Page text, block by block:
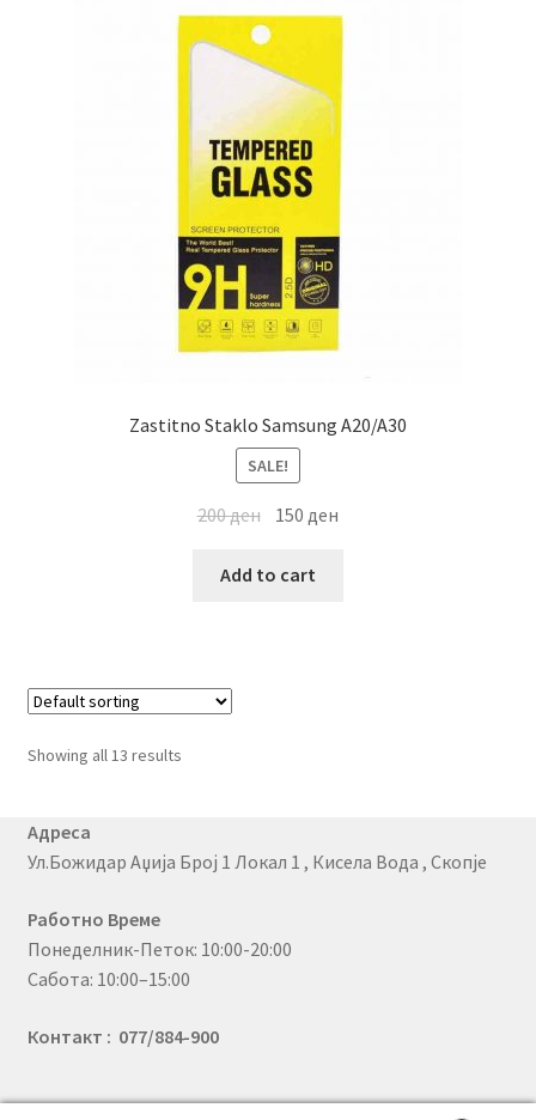
Zastitno Staklo Samsung A20/A30
SALE!
200ден 150 ден
Add to cart
Showing all 13 results
Адреса
Ул.Божидар Аџија Број 1 Локал 1 , Кисела Вода , Скопје
Работно Време
Понеделник-Петок: 10:00-20:00
Сабота: 10:00–15:00
Контакт : 077/884-900